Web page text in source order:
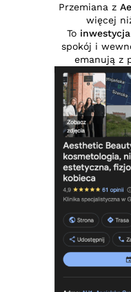
Przemiana z
więcej
To
spokój i
emanują z